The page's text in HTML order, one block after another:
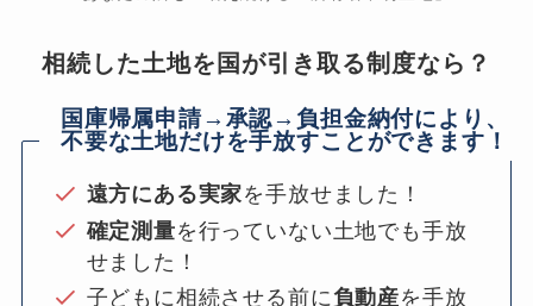
相続した土地を国が引き取る制度なら？
国庫帰属申請→承認→負担金納付により、
不要な土地だけを手放すことができます！
遠方にある実家を手放せました！
確定測量を行っていない土地でも手放
せました！
子どもに相続させる前に負動産を手放